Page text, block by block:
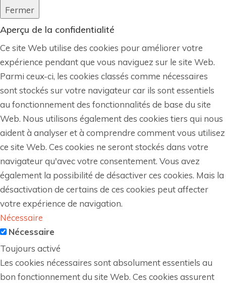
Fermer
Aperçu de la confidentialité
Ce site Web utilise des cookies pour améliorer votre
expérience pendant que vous naviguez sur le site Web.
Parmi ceux-ci, les cookies classés comme nécessaires
sont stockés sur votre navigateur car ils sont essentiels
au fonctionnement des fonctionnalités de base du site
Web. Nous utilisons également des cookies tiers qui nous
aident à analyser et à comprendre comment vous utilisez
ce site Web. Ces cookies ne seront stockés dans votre
navigateur qu'avec votre consentement. Vous avez
également la possibilité de désactiver ces cookies. Mais la
désactivation de certains de ces cookies peut affecter
votre expérience de navigation.
Nécessaire
Nécessaire
Toujours activé
Les cookies nécessaires sont absolument essentiels au
bon fonctionnement du site Web. Ces cookies assurent